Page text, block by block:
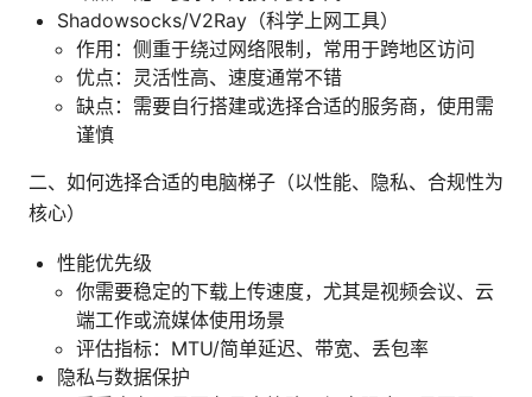
Shadowsocks/V2Ray（科学上网工具）
作用：侧重于绕过网络限制，常用于跨地区访问
优点：灵活性高、速度通常不错
缺点：需要自行搭建或选择合适的服务商，使用需
谨慎
二、如何选择合适的电脑梯子（以性能、隐私、合规性为
核心）
性能优先级
你需要稳定的下载上传速度，尤其是视频会议、云
端工作或流媒体使用场景
评估指标：MTU/简单延迟、带宽、丢包率
隐私与数据保护